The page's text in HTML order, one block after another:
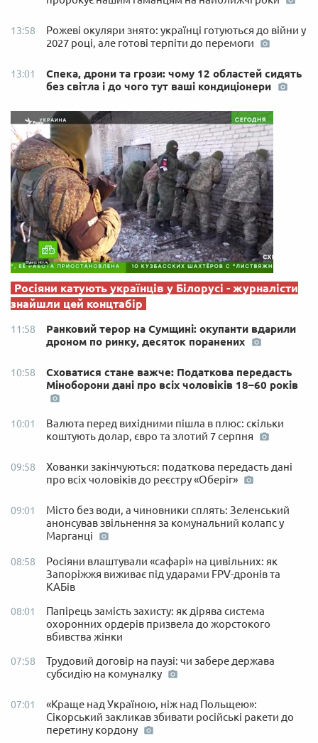
13:58
Рожеві окуляри знято: українці готуються до війни у
2027 році, але готові терпіти до перемоги
13:01
Спека, дрони та грози: чому 12 областей сидять
без світла і до чого тут ваші кондиціонери
Росіяни катують українців у Білорусі - журналісти
знайшли цей концтабір
11:58
Ранковий терор на Сумщині: окупанти вдарили
дроном по ринку, десяток поранених
10:58
Сховатися стане важче: Податкова передасть
Міноборони дані про всіх чоловіків 18–60 років
10:01
Валюта перед вихідними пішла в плюс: скільки
коштують долар, євро та злотий 7 серпня
09:58
Хованки закінчуються: податкова передасть дані
про всіх чоловіків до реєстру «Оберіг»
09:01
Місто без води, а чиновники сплять: Зеленський
анонсував звільнення за комунальний колапс у
Марганці
08:58
Росіяни влаштували «сафарі» на цивільних: як
Запоріжжя виживає під ударами FPV-дронів та
КАБів
08:01
Папірець замість захисту: як дірява система
охоронних ордерів призвела до жорстокого
вбивства жінки
07:58
Трудовий договір на паузі: чи забере держава
субсидію на комуналку
07:01
«Краще над Україною, ніж над Польщею»:
Сікорський закликав збивати російські ракети до
перетину кордону